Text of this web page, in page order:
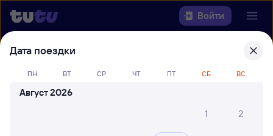
Войти
Выберите день, чтобы найти
билеты Астрахань — Чудово-1
(Московское)
42 млн путешествуют с
Дата поездки
ПН ВТ СР ЧТ ПТ СБ ВС
Август 2026
1
2